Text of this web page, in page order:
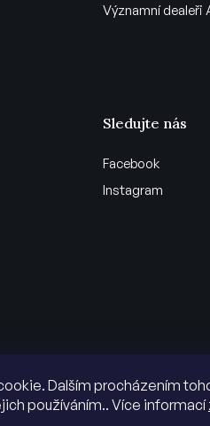
Dalším procházením
používáním.. Více informací
Významní dealeři
Sledujte nás
Facebook
Instagram